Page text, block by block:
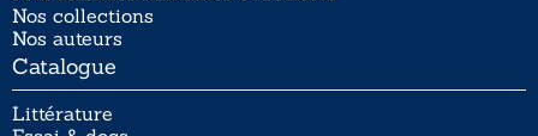
Nos collections
Nos auteurs
Catalogue
Littérature